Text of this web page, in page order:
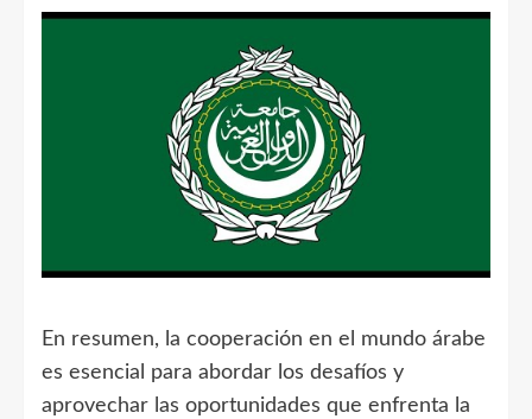
En resumen, la cooperación en el mundo árabe
es esencial para abordar los desafíos y
aprovechar las oportunidades que enfrenta la